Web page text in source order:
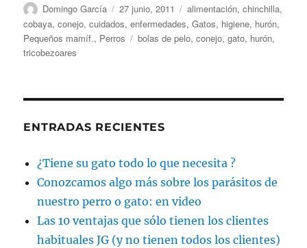
Autor
Domingo García
Publicado
el
27 junio, 2011 Categorías
alimentación,chinchilla,
cobaya,conejo,cuidados,enfermedades,Gatos, higiene, hurón,
Pequeños mamíf., Perros Etiquetas
bolas de pelo,conejo,gato, hurón,
tricobezoares
ENTRADAS RECIENTES
¿Tiene su gato todo lo que necesita ?
Conozcamos algo más sobre los parásitos de
nuestro perro o gato: en video
Las 10 ventajas que sólo tienen los clientes
habituales JG (y no tienen todos los clientes)